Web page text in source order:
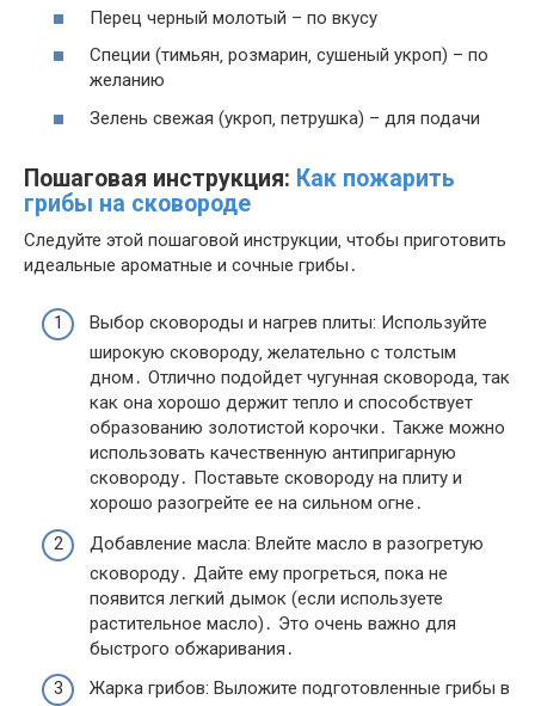
Перец черный молотый – по вкусу
Специи (тимьян‚ розмарин‚ сушеный укроп) – по
желанию
Зелень свежая (укроп‚ петрушка) – для подачи
Пошаговая инструкция: Как пожарить
грибы на сковороде
Следуйте этой пошаговой инструкции‚ чтобы приготовить
идеальные ароматные и сочные грибы․
Выбор сковороды и нагрев плиты: Используйте
широкую сковороду‚ желательно с толстым
дном․ Отлично подойдет чугунная сковорода‚ так
как она хорошо держит тепло и способствует
образованию золотистой корочки․ Также можно
использовать качественную антипригарную
сковороду․ Поставьте сковороду на плиту и
хорошо разогрейте ее на сильном огне․
Добавление масла: Влейте масло в разогретую
сковороду․ Дайте ему прогреться‚ пока не
появится легкий дымок (если используете
растительное масло)․ Это очень важно для
быстрого обжаривания․
Жарка грибов: Выложите подготовленные грибы в